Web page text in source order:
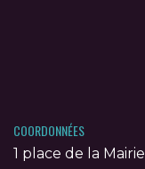
COORDONNÉES
1 place de la Mairie